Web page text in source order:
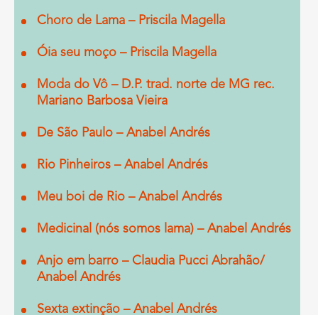
Choro de Lama – Priscila Magella
Óia seu moço – Priscila Magella
Moda do Vô – D.P. trad. norte de MG rec.
Mariano Barbosa Vieira
De São Paulo – Anabel Andrés
Rio Pinheiros – Anabel Andrés
Meu boi de Rio – Anabel Andrés
Medicinal (nós somos lama) – Anabel Andrés
Anjo em barro – Claudia Pucci Abrahão/
Anabel Andrés
Sexta extinção – Anabel Andrés